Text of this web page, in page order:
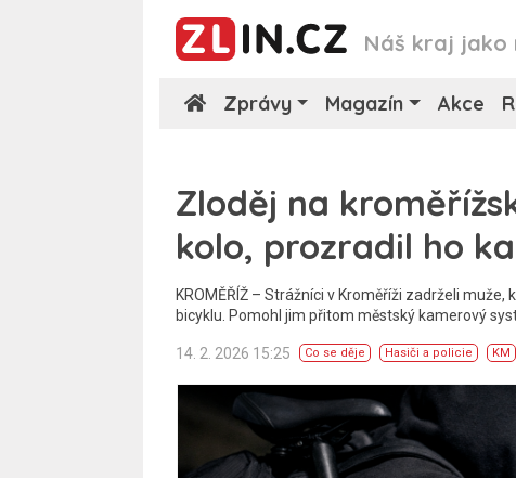
Náš kraj jako
Zprávy Magazín Akce
Zloděj na
kolo, prozradil ho
KROMĚŘÍŽ – Strážníci v Kroměříži zadrželi
bicyklu. Pomohl jim přitom městský kamerový
14. 2. 2026 15:25 Co se děje Hasiči a policie KM